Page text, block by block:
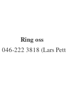
Ring oss
222 3818 (Lars